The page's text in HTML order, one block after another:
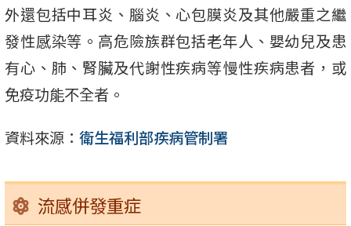
外還包括中耳炎、腦炎、心包膜炎及其他嚴重之繼
發性感染等。高危險族群包括老年人、嬰幼兒及患
有心、肺、腎臟及代謝性疾病等慢性疾病患者，或
免疫功能不全者。
資料來源： 衛生福利部疾病管制署
流感併發重症